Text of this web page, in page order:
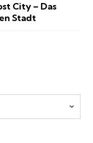
City – Das
Stadt